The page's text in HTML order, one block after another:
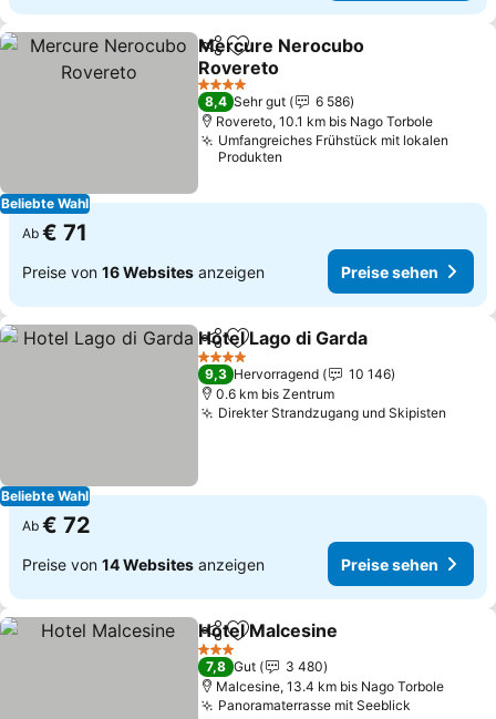
Beliebte Wahl
TeilenZu Favoriten hinzufügen
Mercure Nerocubo
Rovereto
4 Sterne
8,4 Sehr gut
6 586
Rovereto, 10.1 km bis Nago Torbole
Umfangreiches Frühstück mit lokalen
Produkten
Ab € 71
Preise von 16 Websites anzeigen Preise sehen
Beliebte Wahl
TeilenZu Favoriten hinzufügen
Hotel Lago di Garda
4 Sterne
9,3 Hervorragend
10 146
0.6 km bis Zentrum
Direkter Strandzugang und Skipisten
Ab € 72
Preise von 14 Websites anzeigen Preise sehen
TeilenZu Favoriten hinzufügen
Hotel Malcesine
3 Sterne
7,8 Gut
3 480
Malcesine, 13.4 km bis Nago Torbole
Panoramaterrasse mit Seeblick